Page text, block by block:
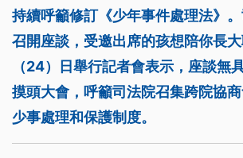
持續呼籲修訂《少年事件處理法》
召開座談，受邀出席的孩想陪你長
（24）日舉行記者會表示，座談無
摸頭大會，呼籲司法院召集跨院協
少事處理和保護制度。